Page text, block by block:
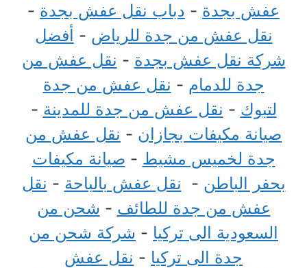
عفش بجدة - دباب نقل عفش بجدة -
نقل عفش من جدة للرياض - أفضل
شركة نقل عفش بجدة - نقل عفش من
جدة للدمام - نقل عفش من جدة
لتبوك - نقل عفش من جدة للمدينة -
صيانة مكيفات بجازان - نقل عفش من
جدة لخميس مشيط - صيانة مكيفات
بحفر الباطن - نقل عفش بالباحة - نقل
عفش من جدة للطائف - شحن من
السعودية الى تركيا - شركة شحن من
جدة الى تركيا - نقل عفش